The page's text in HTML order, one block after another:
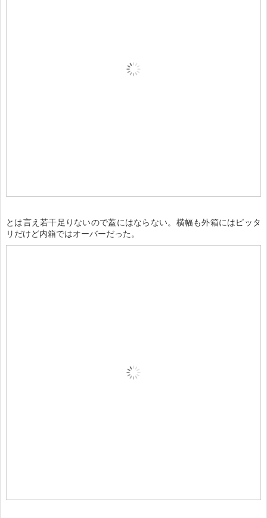
とは言え若干足りないので蓋にはならない。横幅も外箱にはピッタ
リだけど内箱ではオーバーだった。